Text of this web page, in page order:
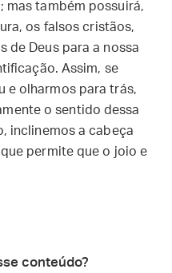
mas também possuirá,
os falsos cristãos,
de Deus para a nossa
Assim, se
e olharmos para trás,
o sentido dessa
inclinemos a cabeça
permite que o joio e
conteúdo?